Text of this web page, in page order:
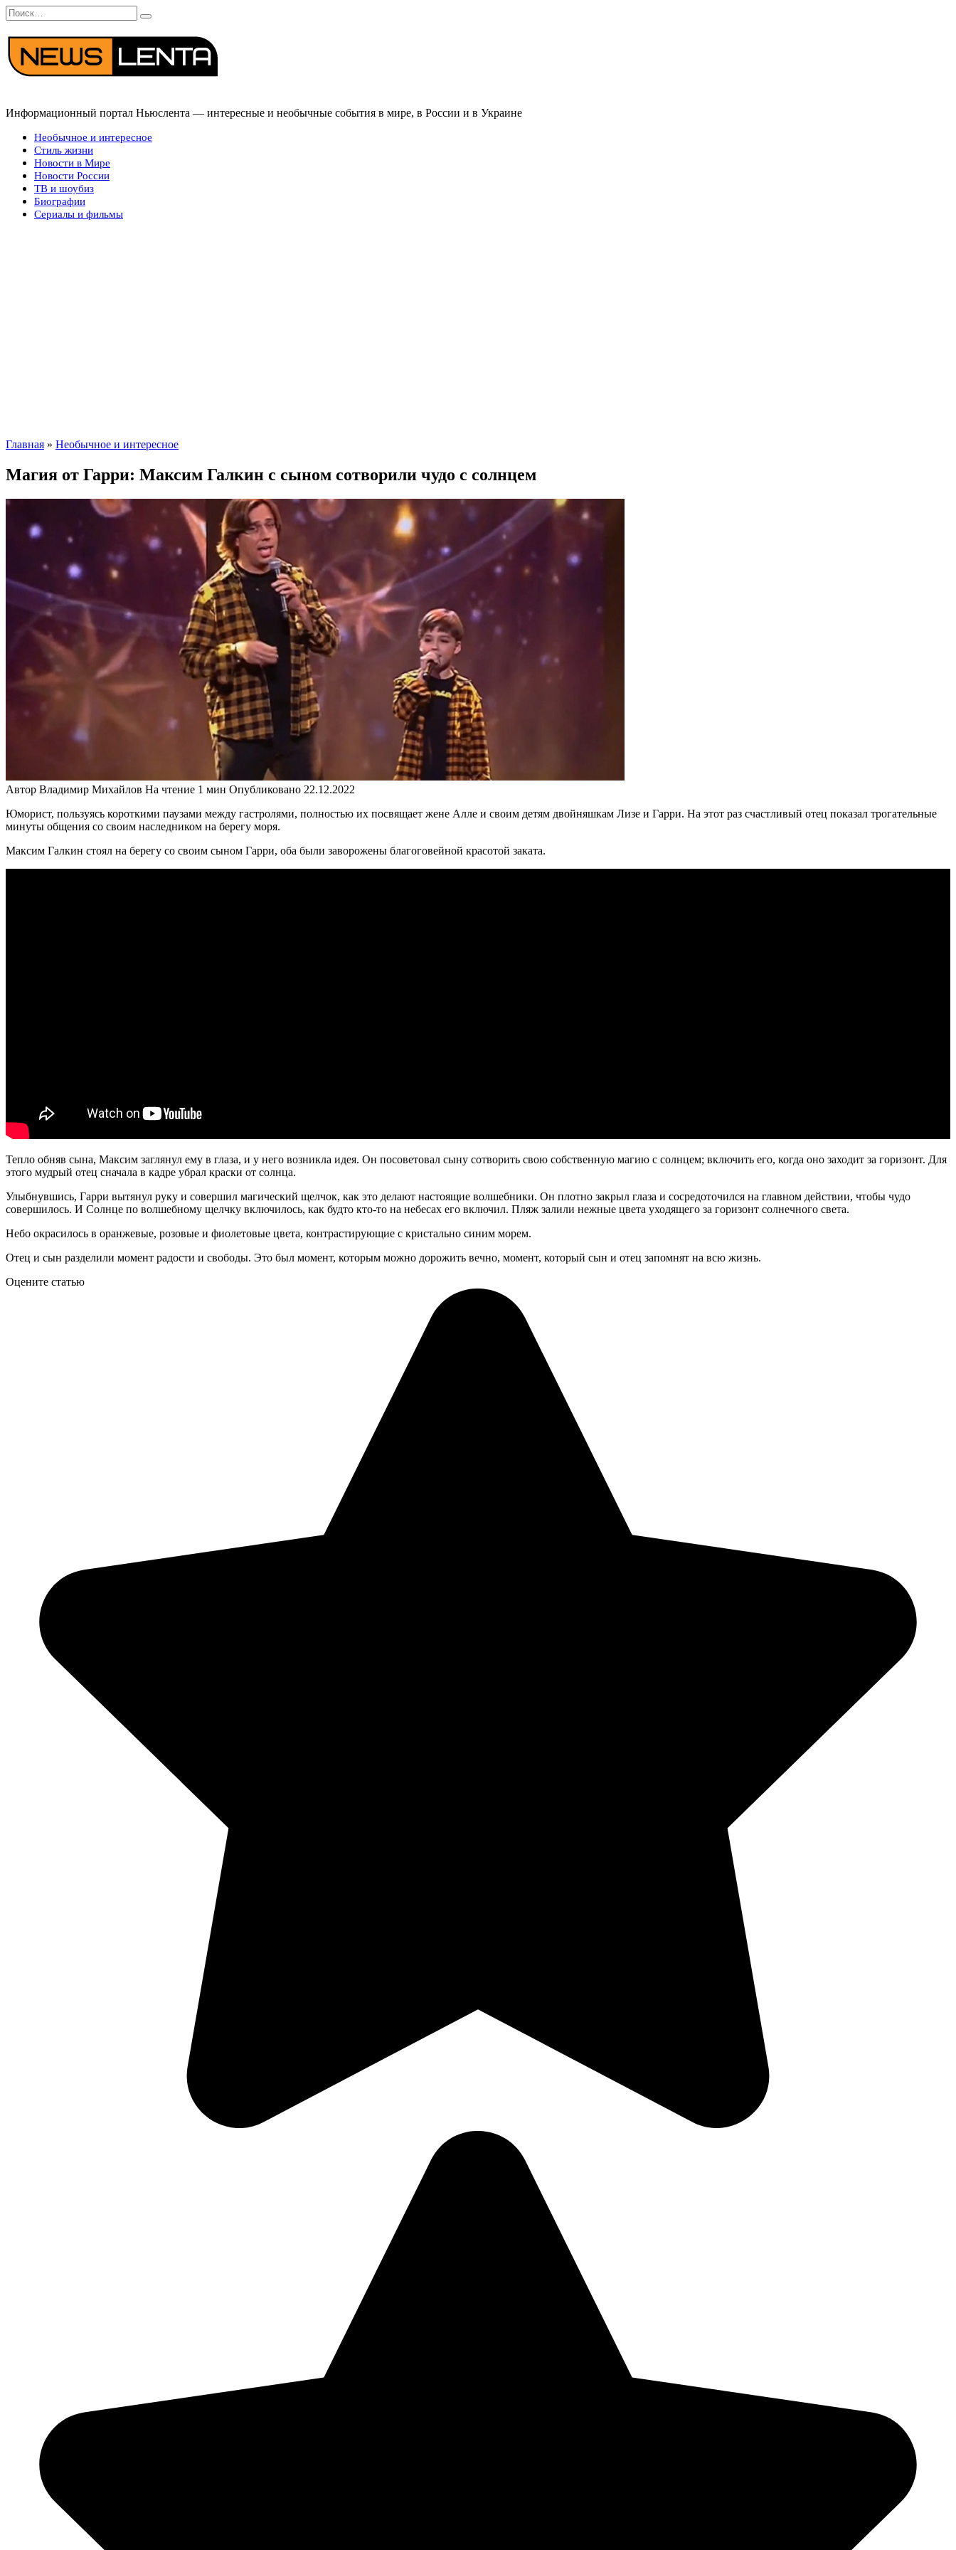
Перейти
к
содержанию
Search
for:
Информационный портал Ньюслента — интересные и необычные события в мире, в России и в Украине
Необычное и интересное
Стиль жизни
Новости в Мире
Новости России
ТВ и шоубиз
Биографии
Сериалы и фильмы
Главная » Необычное и интересное
Магия от Гарри: Максим Галкин с сыном сотворили чудо с солнцем
Автор Владимир Михайлов На чтение 1 мин Опубликовано 22.12.2022
Юморист, пользуясь короткими паузами между гастролями, полностью их посвящает жене Алле и своим детям двойняшкам Лизе и Гарри. На этот раз счастливый отец показал трогательные
минуты общения со своим наследником на берегу моря.
Максим Галкин стоял на берегу со своим сыном Гарри, оба были заворожены благоговейной красотой заката.
Тепло обняв сына, Максим заглянул ему в глаза, и у него возникла идея. Он посоветовал сыну сотворить свою собственную магию с солнцем; включить его, когда оно заходит за горизонт. Для
этого мудрый отец сначала в кадре убрал краски от солнца.
Улыбнувшись, Гарри вытянул руку и совершил магический щелчок, как это делают настоящие волшебники. Он плотно закрыл глаза и сосредоточился на главном действии, чтобы чудо
совершилось. И Солнце по волшебному щелчку включилось, как будто кто-то на небесах его включил. Пляж залили нежные цвета уходящего за горизонт солнечного света.
Небо окрасилось в оранжевые, розовые и фиолетовые цвета, контрастирующие с кристально синим морем.
Отец и сын разделили момент радости и свободы. Это был момент, которым можно дорожить вечно, момент, который сын и отец запомнят на всю жизнь.
Оцените статью